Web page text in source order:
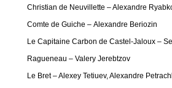
Christian de Neuvillette – Alexandre
Comte de Guiche – Alexandre Beriozin
Le Capitaine Carbon de Castel-Jaloux –
Ragueneau – Valery Jerebtzov
Le Bret – Alexey Tetiuev, Alexandre